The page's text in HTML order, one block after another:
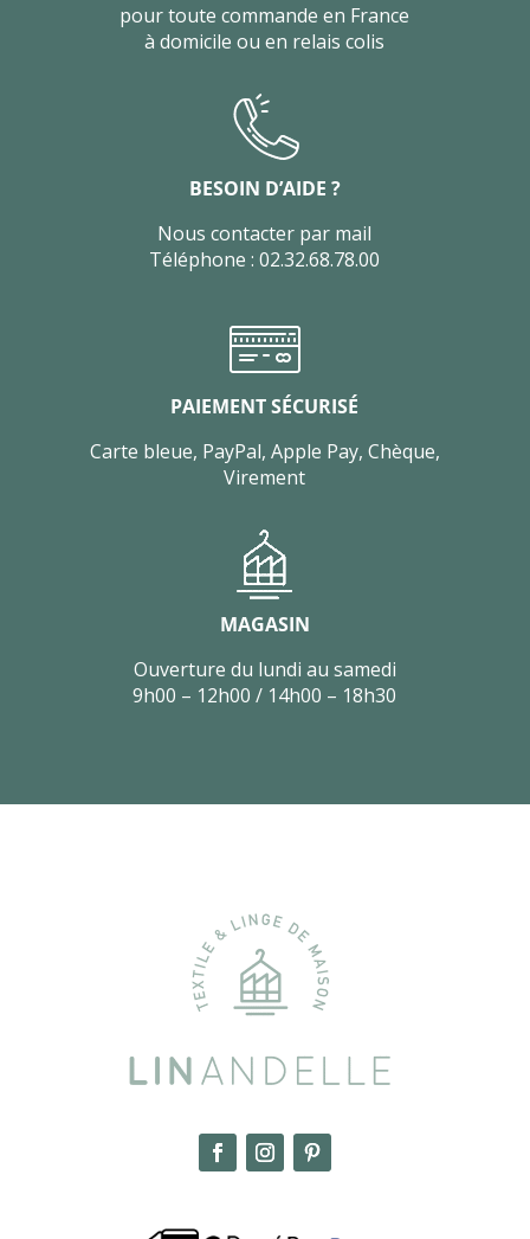
pour toute commande en France
à domicile ou en relais colis
BESOIN D’AIDE ?
Nous contacter par mail
Téléphone : 02.32.68.78.00
PAIEMENT SÉCURISÉ
Carte bleue, PayPal, Apple Pay, Chèque,
Virement
MAGASIN
Ouverture du lundi au samedi
9h00 – 12h00 / 14h00 – 18h30